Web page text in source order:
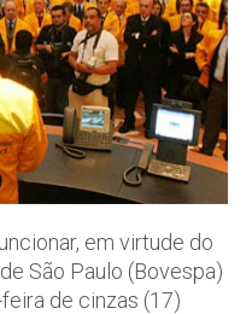
em virtude do
São Paulo (Bovespa)
de cinzas (17)